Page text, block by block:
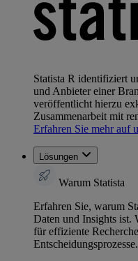
Statista R identifiziert
und Anbieter einer
veröffentlicht hierzu
Zusammenarbeit mit
Erfahren Sie mehr auf
Lösungen
Warum Statista
Erfahren Sie, warum
Daten und Insights ist.
für effiziente
Entscheidungsprozesse.